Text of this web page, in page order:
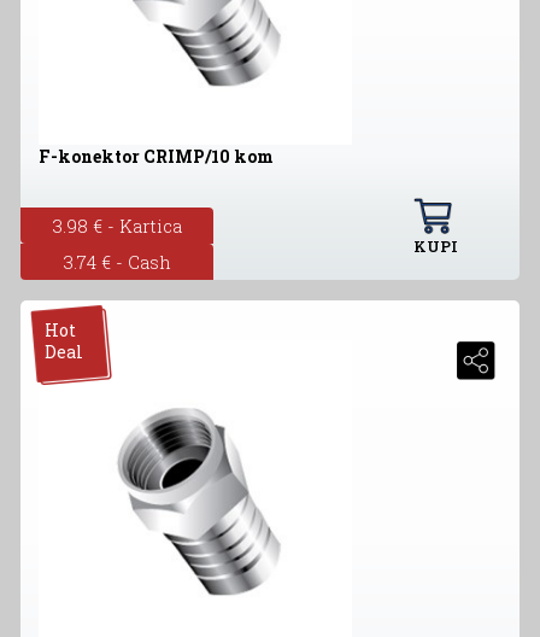
F-konektor CRIMP/10 kom
3.98 € - Kartica
3.74 € - Cash
KUPI
Hot
Deal